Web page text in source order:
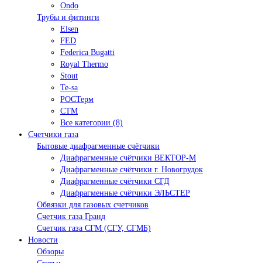
Ondo
Трубы и фитинги
Elsen
FED
Federica Bugatti
Royal Thermo
Stout
Te-sa
РОСТерм
СТМ
Все категории (8)
Счетчики газа
Бытовые диафрагменные счётчики
Диафрагменные счётчики ВЕКТОР-М
Диафрагменные счётчики г. Новогрудок
Диафрагменные счётчики СГД
Диафрагменные счётчики ЭЛЬСТЕР
Обвязки для газовых счетчиков
Счетчик газа Гранд
Счетчик газа СГМ (СГУ, СГМБ)
Новости
Обзоры